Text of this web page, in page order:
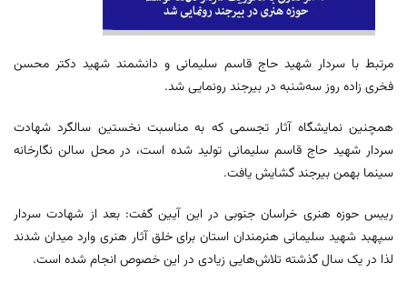
مرتبط با سردار شهید حاج قاسم سلیمانی و دانشمند شهید دکتر محسن
فخری زاده روز سه‌شنبه در بیرجند رونمایی شد.
همچنین نمایشگاه آثار تجسمی که به مناسبت نخستین سالگرد شهادت
سردار شهید حاج قاسم سلیمانی تولید شده است، در محل سالن نگارخانه
سینما بهمن بیرجند گشایش یافت.
رییس حوزه هنری خراسان جنوبی در این آیین گفت: بعد از شهادت سردار
سپهبد شهید سلیمانی هنرمندان استان برای خلق آثار هنری وارد میدان شدند
لذا در یک سال گذشته تلاش‌هایی زیادی در این خصوص انجام شده است.